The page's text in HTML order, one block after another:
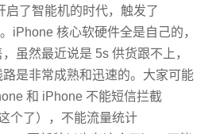
启了智能机的时代，触发了
iPhone 核心软硬件全是自己的，
虽然最近说是 5s 供货跟不上，
是非常成熟和迅速的。大家可能
和 iPhone 不能短信拦截
个了），不能流量统计